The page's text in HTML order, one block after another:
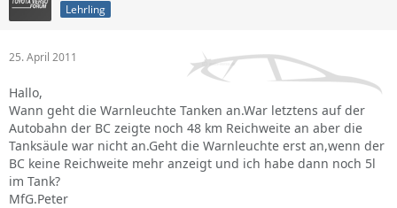
Lehrling
25. April 2011
Hallo,
Wann geht die Warnleuchte Tanken an.War letztens auf der
Autobahn der BC zeigte noch 48 km Reichweite an aber die
Tanksäule war nicht an.Geht die Warnleuchte erst an,wenn der
BC keine Reichweite mehr anzeigt und ich habe dann noch 5l
im Tank?
MfG.Peter